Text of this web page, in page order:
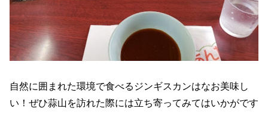
自然に囲まれた環境で食べるジンギスカンはなお美味し
い！ぜひ蒜山を訪れた際には立ち寄ってみてはいかがです